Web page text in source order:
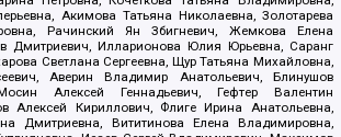
Акимова Татьяна Николаевна, Золотарева
Рачинский Ян Збигневич, Жемкова Елена
Дмитриевич, Илларионова Юлия Юрьевна, Саранг
Светлана Сергеевна, Щур Татьяна Михайловна,
Аверин Владимир Анатольевич, Блинушов
Алексей Геннадьевич, Гефтер Валентин
Алексей Кириллович, Флиге Ирина Анатольевна,
Дмитриевна, Вититинова Елена Владимировна,